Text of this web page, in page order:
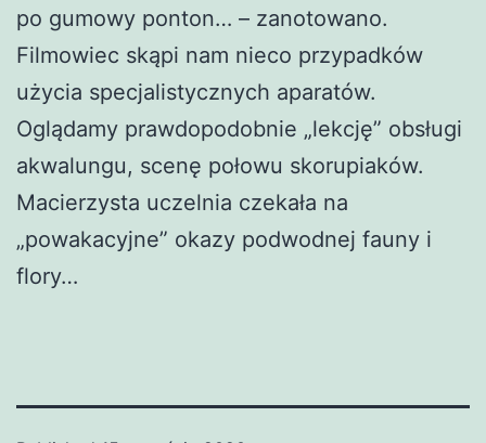
po gumowy ponton… – zanotowano.
Filmowiec skąpi nam nieco przypadków
użycia specjalistycznych aparatów.
Oglądamy prawdopodobnie „lekcję” obsługi
akwalungu, scenę połowu skorupiaków.
Macierzysta uczelnia czekała na
„powakacyjne” okazy podwodnej fauny i
flory…